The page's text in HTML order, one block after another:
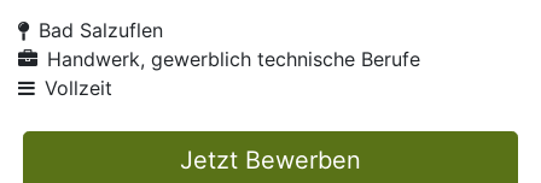
Bad Salzuflen
Handwerk, gewerblich technische Berufe
Vollzeit
Jetzt Bewerben